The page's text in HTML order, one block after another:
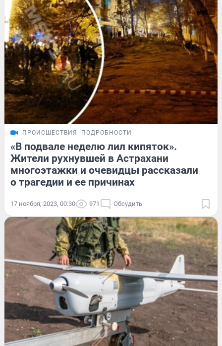
ПРОИСШЕСТВИЯ ПОДРОБНОСТИ
«В подвале неделю лил кипяток».
Жители рухнувшей в Астрахани
многоэтажки и очевидцы рассказали
о трагедии и ее причинах
17 ноября, 2023, 00:30 971 Обсудить